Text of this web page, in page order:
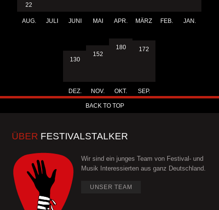
22
AUG. JULI JUNI MAI APR. MÄRZ FEB. JAN.
130
DEZ.
152
NOV.
180
OKT.
172
SEP.
BACK TO TOP
ÜBER FESTIVALSTALKER
Wir sind ein junges Team von Festival- und
Musik Interessierten aus ganz Deutschland.
UNSER TEAM